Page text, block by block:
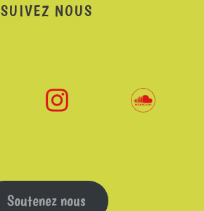
SUIVEZ NOUS
Soutenez nous